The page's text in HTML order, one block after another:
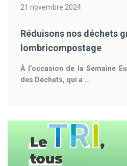
21 novembre 2024
Réduisons nos déchets
lombricompostage
À l’occasion de la Semaine
des Déchets, qui a ...